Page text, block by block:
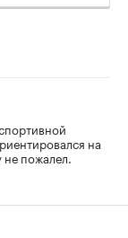
на
пожалел.